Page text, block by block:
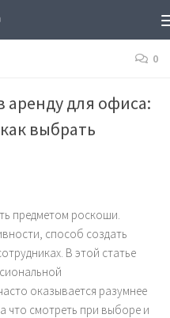
0
аренду для офиса:
выбрать
предметом роскоши.
способ создать
В этой статье
оказывается разумнее
что смотреть при выборе и